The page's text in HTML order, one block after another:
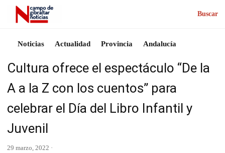
Buscar
Noticias Actualidad Provincia Andalucía
Cultura ofrece el espectáculo “De la
A a la Z con los cuentos” para
celebrar el Día del Libro Infantil y
Juvenil
29 marzo, 2022 ·